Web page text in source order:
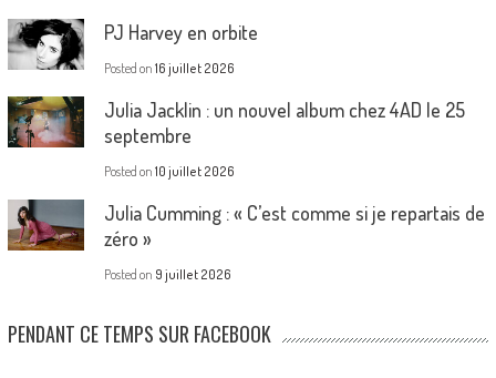
PJ Harvey en orbite
Posted on 16 juillet 2026
Julia Jacklin : un nouvel album chez 4AD le 25
septembre
Posted on 10 juillet 2026
Julia Cumming : « C’est comme si je repartais de
zéro »
Posted on 9 juillet 2026
PENDANT CE TEMPS SUR FACEBOOK